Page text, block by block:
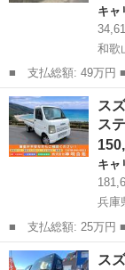
キャ
和歌
■ 支払総額: 49万円 ■ 車両本体価格： 390,000 円 ■ メーカー
名： スズキ ■ 車種
Ｃエアコン・パワ
ッ...
和歌山 和歌山市
ス
ス
キャ
兵庫
■ 支払総額: 25万円 ■ 車両本体価格： 150,000 円 ■ メーカー
名： スズキ ■ 車種
Ｃエアコン・パワス
兵庫 明石市
ス